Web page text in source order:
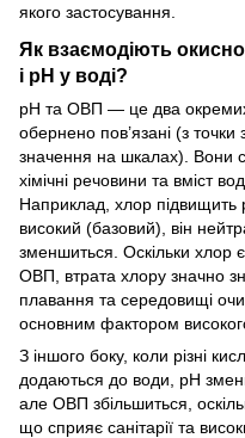
якого застосування.
Як взаємодіють
і рН у воді?
рН та ОВП — це два
обернено пов’язані (з точки
значення на шкалах). Вони
хімічні речовини та вміст
Наприклад, хлор
високий (базовий), він
зменшиться. Оскільки хлор
ОВП, втрата хлору значно
плавання та середовищі
основним фактором
З іншого боку, коли різні
додаються до води, рН
але ОВП збільшиться,
що сприяє санітарії та